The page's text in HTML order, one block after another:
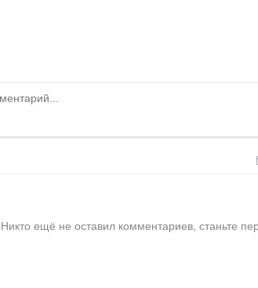
Никто ещё не оставил комментариев, станьте